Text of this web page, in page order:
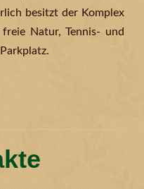
besitzt der Komplex
Natur, Tennis- und